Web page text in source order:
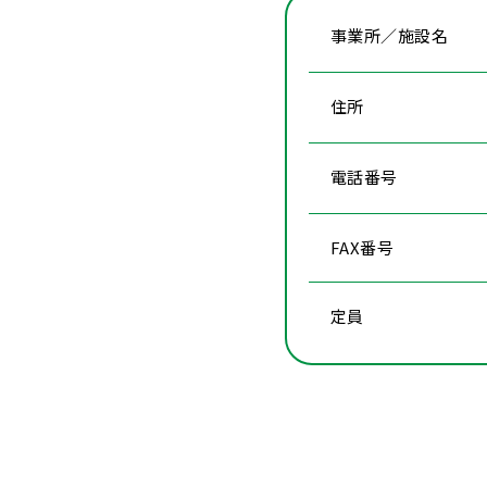
事業所／施設名
住所
電話番号
FAX番号
定員